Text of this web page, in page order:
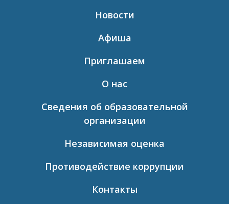
Новости
Афиша
Приглашаем
О нас
Сведения об образовательной
организации
Независимая оценка
Противодействие коррупции
Контакты